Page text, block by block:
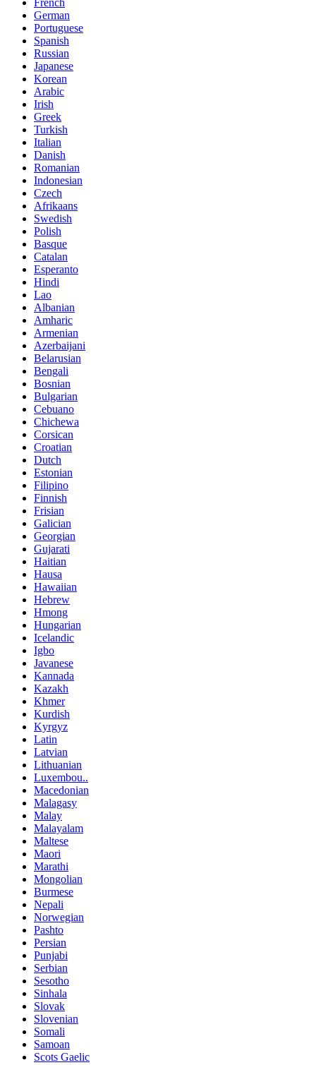
French
German
Portuguese
Spanish
Russian
Japanese
Korean
Arabic
Irish
Greek
Turkish
Italian
Danish
Romanian
Indonesian
Czech
Afrikaans
Swedish
Polish
Basque
Catalan
Esperanto
Hindi
Lao
Albanian
Amharic
Armenian
Azerbaijani
Belarusian
Bengali
Bosnian
Bulgarian
Cebuano
Chichewa
Corsican
Croatian
Dutch
Estonian
Filipino
Finnish
Frisian
Galician
Georgian
Gujarati
Haitian
Hausa
Hawaiian
Hebrew
Hmong
Hungarian
Icelandic
Igbo
Javanese
Kannada
Kazakh
Khmer
Kurdish
Kyrgyz
Latin
Latvian
Lithuanian
Luxembou..
Macedonian
Malagasy
Malay
Malayalam
Maltese
Maori
Marathi
Mongolian
Burmese
Nepali
Norwegian
Pashto
Persian
Punjabi
Serbian
Sesotho
Sinhala
Slovak
Slovenian
Somali
Samoan
Scots Gaelic